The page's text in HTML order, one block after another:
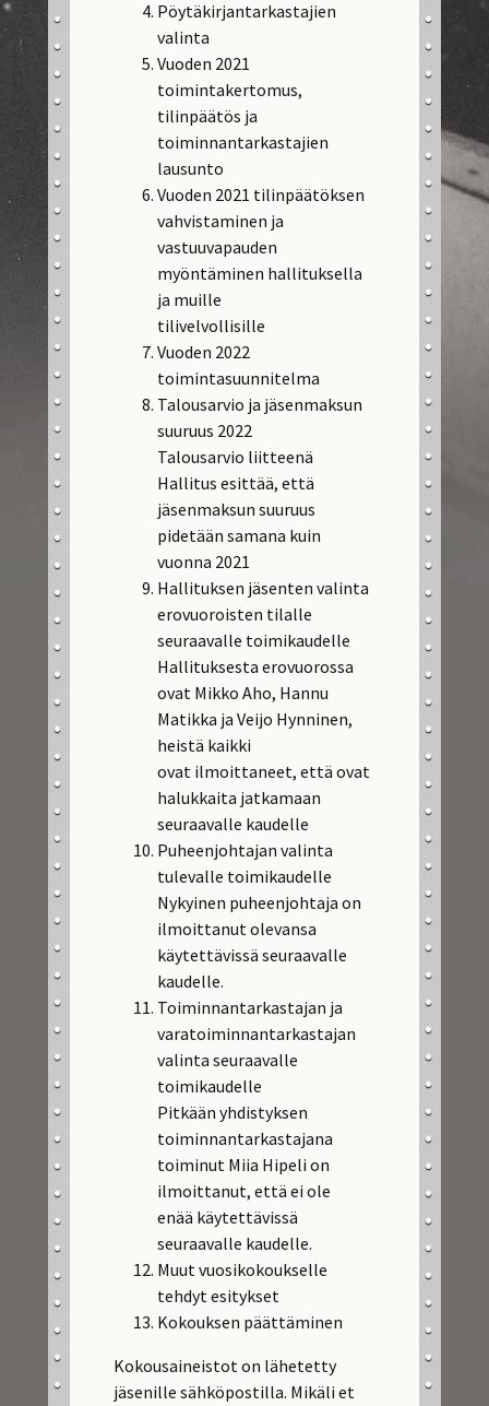
Pöytäkirjantarkastajien
valinta
Vuoden 2021
toimintakertomus,
tilinpäätös ja
toiminnantarkastajien
lausunto
Vuoden 2021 tilinpäätöksen
vahvistaminen ja
vastuuvapauden
myöntäminen hallituksella
ja muille
tilivelvollisille
Vuoden 2022
toimintasuunnitelma
Talousarvio ja jäsenmaksun
suuruus 2022
Talousarvio liitteenä
Hallitus esittää, että
jäsenmaksun suuruus
pidetään samana kuin
vuonna 2021
Hallituksen jäsenten valinta
erovuoroisten tilalle
seuraavalle toimikaudelle
Hallituksesta erovuorossa
ovat Mikko Aho, Hannu
Matikka ja Veijo Hynninen,
heistä kaikki
ovat ilmoittaneet, että ovat
halukkaita jatkamaan
seuraavalle kaudelle
Puheenjohtajan valinta
tulevalle toimikaudelle
Nykyinen puheenjohtaja on
ilmoittanut olevansa
käytettävissä seuraavalle
kaudelle.
Toiminnantarkastajan ja
varatoiminnantarkastajan
valinta seuraavalle
toimikaudelle
Pitkään yhdistyksen
toiminnantarkastajana
toiminut Miia Hipeli on
ilmoittanut, että ei ole
enää käytettävissä
seuraavalle kaudelle.
Muut vuosikokoukselle
tehdyt esitykset
Kokouksen päättäminen
Kokousaineistot on lähetetty
jäsenille sähköpostilla. Mikäli et